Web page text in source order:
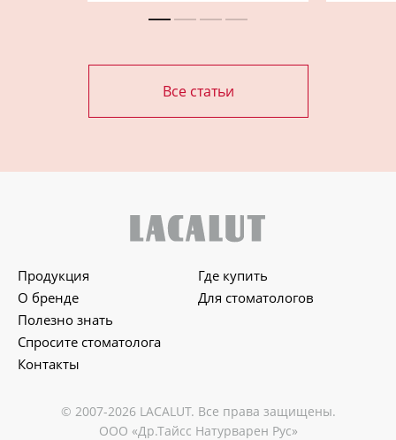
Все статьи
Продукция
О бренде
Полезно знать
Спросите стоматолога
Контакты
Где купить
Для стоматологов
© 2007-2026 LACALUT. Все права защищены.
ООО «Др.Тайсс Натурварен Рус»